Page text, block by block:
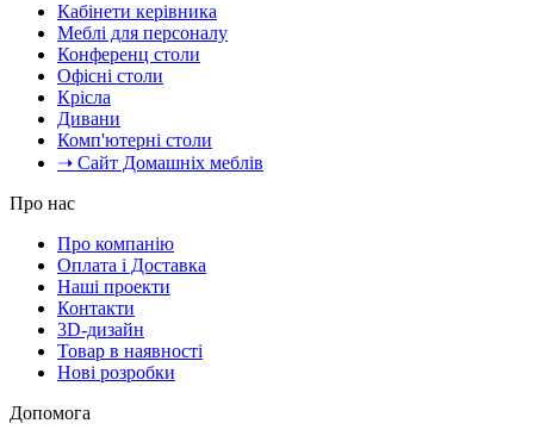
Кабінети керівника
Меблі для персоналу
Конференц столи
Офісні столи
Крісла
Дивани
Комп'ютерні столи
➝ Сайт Домашніх меблів
Про нас
Про компанію
Оплата і Доставка
Наші проекти
Контакти
3D-дизайн
Товар в наявності
Нові розробки
Допомога